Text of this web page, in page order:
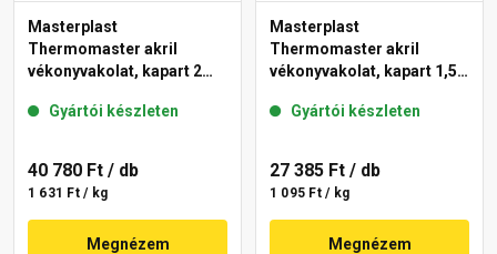
Masterplast
Thermomaster akril
vékonyvakolat, kapart 2
Gyártói készleten
40 780 Ft / db
1 631 Ft / kg
Megnézem
Masterplast
Thermomaster akril
vékonyvakolat, kapart 1,5
Gyártói készleten
27 385 Ft / db
1 095 Ft / kg
Megnézem